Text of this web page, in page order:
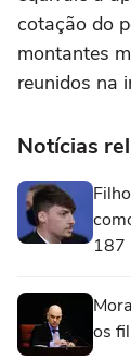
cotação do
montantes
reunidos na
Notícias
187
os